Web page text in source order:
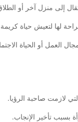
إلى منزل آخر أو
لها لتعيش حياة
العمل أو الحياة
لازمت صاحبة الرؤيا.
بسبب تأخير الإنجاب.